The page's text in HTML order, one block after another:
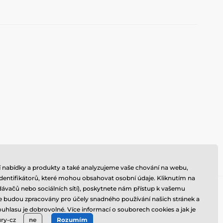
a produkty a také analyzujeme vaše chování na webu,
které mohou obsahovat osobní údaje. Kliknutím na
nebo sociálních sítí), poskytnete nám přístup k vašemu
zpracovány pro účely snadného používání našich stránek a
je dobrovolné. Více informací o souborech cookies a jak je
cz
ne Rozumím